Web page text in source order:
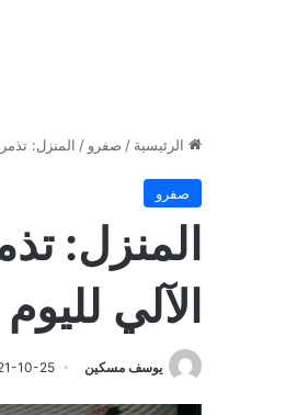
الرئيسية / صفرو / المنزل:
صفرو
المنزل:
الآلي
يوسف مسكين 10-25